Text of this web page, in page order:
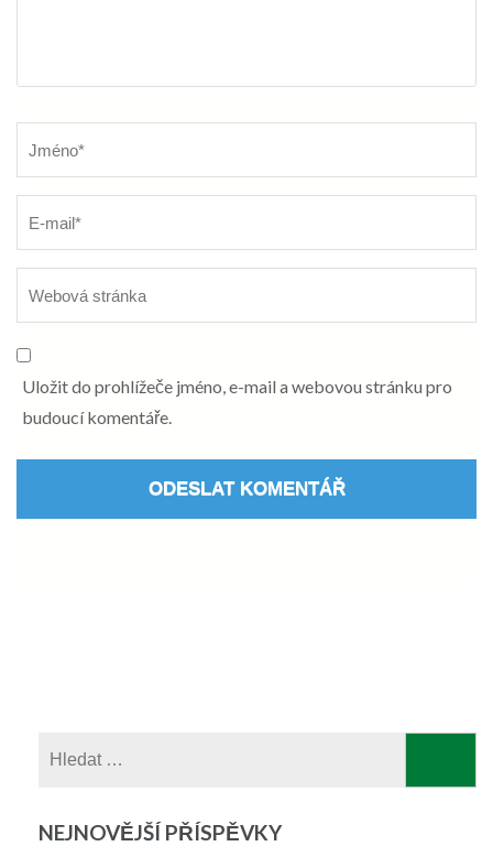
Uložit do prohlížeče jméno, e-mail a webovou stránku pro
budoucí komentáře.
NEJNOVĚJŠÍ PŘÍSPĚVKY